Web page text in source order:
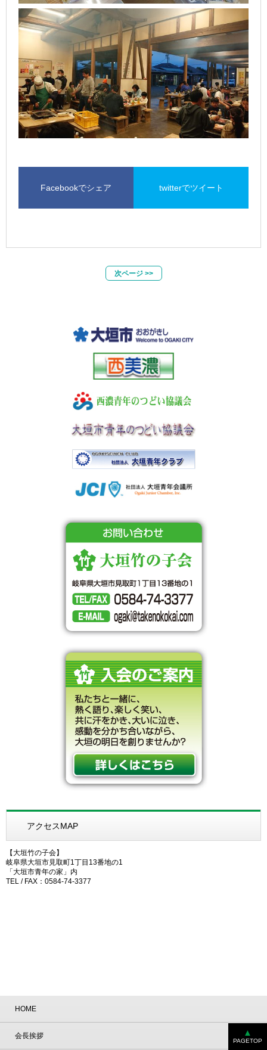
Facebookでシェア twitterでツイート
次ページ >>
アクセスMAP
【大垣竹の子会】
岐阜県大垣市見取町1丁目13番地の1
「大垣市青年の家」内
TEL / FAX：0584-74-3377
HOME
会長挨拶
PAGETOP